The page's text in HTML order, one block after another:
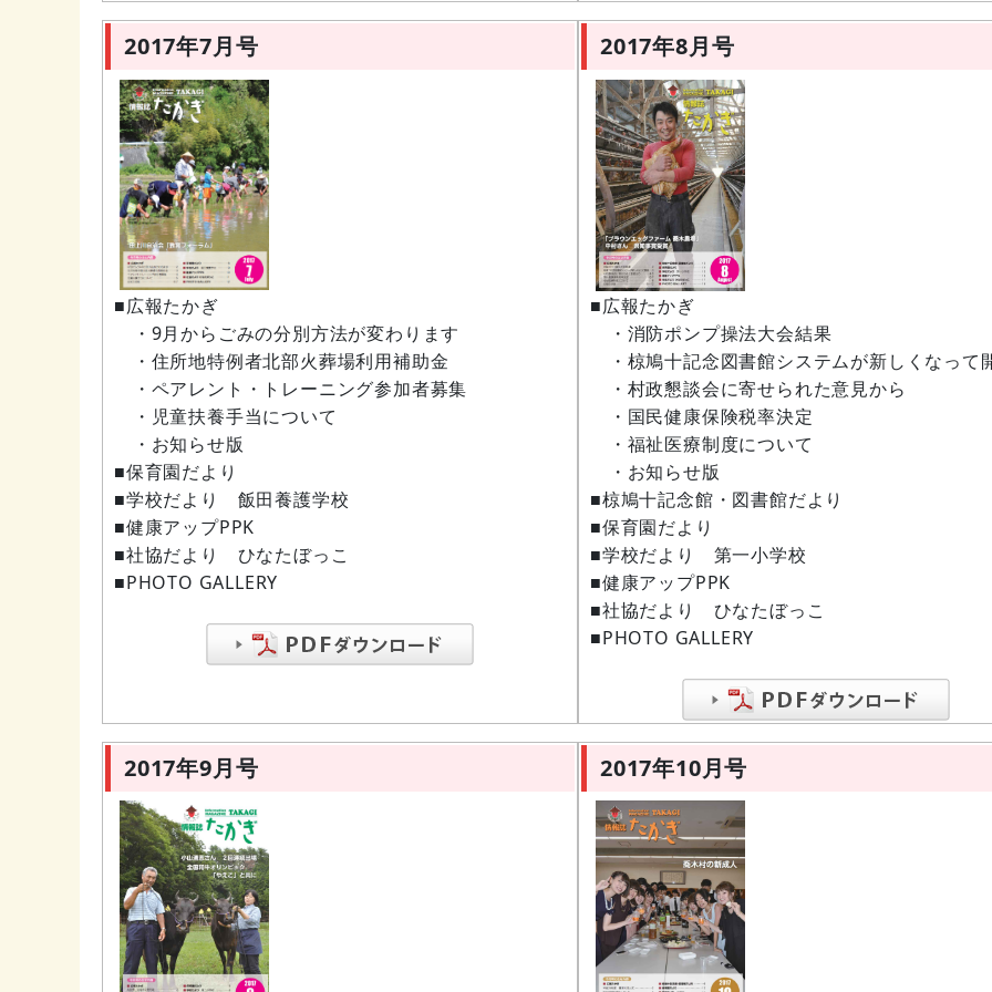
2017年7月号
■広報たかぎ
・9月からごみの分別方法が変わります
・住所地特例者北部火葬場利用補助金
・ペアレント・トレーニング参加者募集
・児童扶養手当について
・お知らせ版
■保育園だより
■学校だより 飯田養護学校
■健康アップPPK
■社協だより ひなたぼっこ
■PHOTO GALLERY
2017年8月号
■広報たかぎ
・消防ポンプ操法大会結果
・椋鳩十記念図書館システムが新しくなって
・村政懇談会に寄せられた意見から
・国民健康保険税率決定
・福祉医療制度について
・お知らせ版
■椋鳩十記念館・図書館だより
■保育園だより
■学校だより 第一小学校
■健康アップPPK
■社協だより ひなたぼっこ
■PHOTO GALLERY
2017年9月号 2017年10月号